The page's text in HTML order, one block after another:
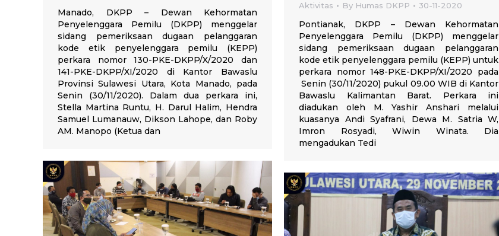
Manado, DKPP – Dewan Kehormatan
Penyelenggara Pemilu (DKPP) menggelar
sidang pemeriksaan dugaan pelanggaran
kode etik penyelenggara pemilu (KEPP)
perkara nomor 130-PKE-DKPP/X/2020 dan
141-PKE-DKPP/XI/2020 di Kantor Bawaslu
Provinsi Sulawesi Utara, Kota Manado, pada
Senin (30/11/2020). Dalam dua perkara ini,
Stella Martina Runtu, H. Darul Halim, Hendra
Samuel Lumanauw, Dikson Lahope, dan Roby
AM. Manopo (Ketua dan
Aktivitas By Humas DKPP 30-11-2020
Pontianak, DKPP – Dewan Kehormatan
Penyelenggara Pemilu (DKPP) menggelar
sidang pemeriksaan dugaan pelanggaran
kode etik penyelenggara pemilu (KEPP) untuk
perkara nomor 148-PKE-DKPP/XI/2020 pada
Senin (30/11/2020) pukul 09.00 WIB di Kantor
Bawaslu Kalimantan Barat. Perkara ini
diadukan oleh M. Yashir Anshari melalui
kuasanya Andi Syafrani, Dewa M. Satria W,
Imron Rosyadi, Wiwin Winata. Dia
mengadukan Tedi